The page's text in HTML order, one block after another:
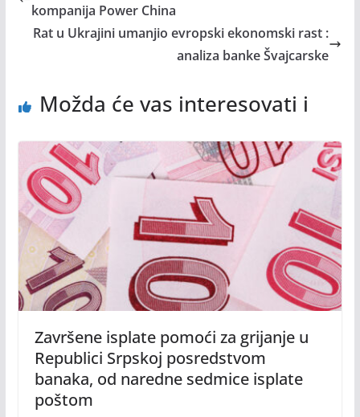
kompanija Power China
Rat u Ukrajini umanjio evropski ekonomski rast :
analiza banke Švajcarske
Možda će vas interesovati i
Završene isplate pomoći za grijanje u
Republici Srpskoj posredstvom
banaka, od naredne sedmice isplate
poštom